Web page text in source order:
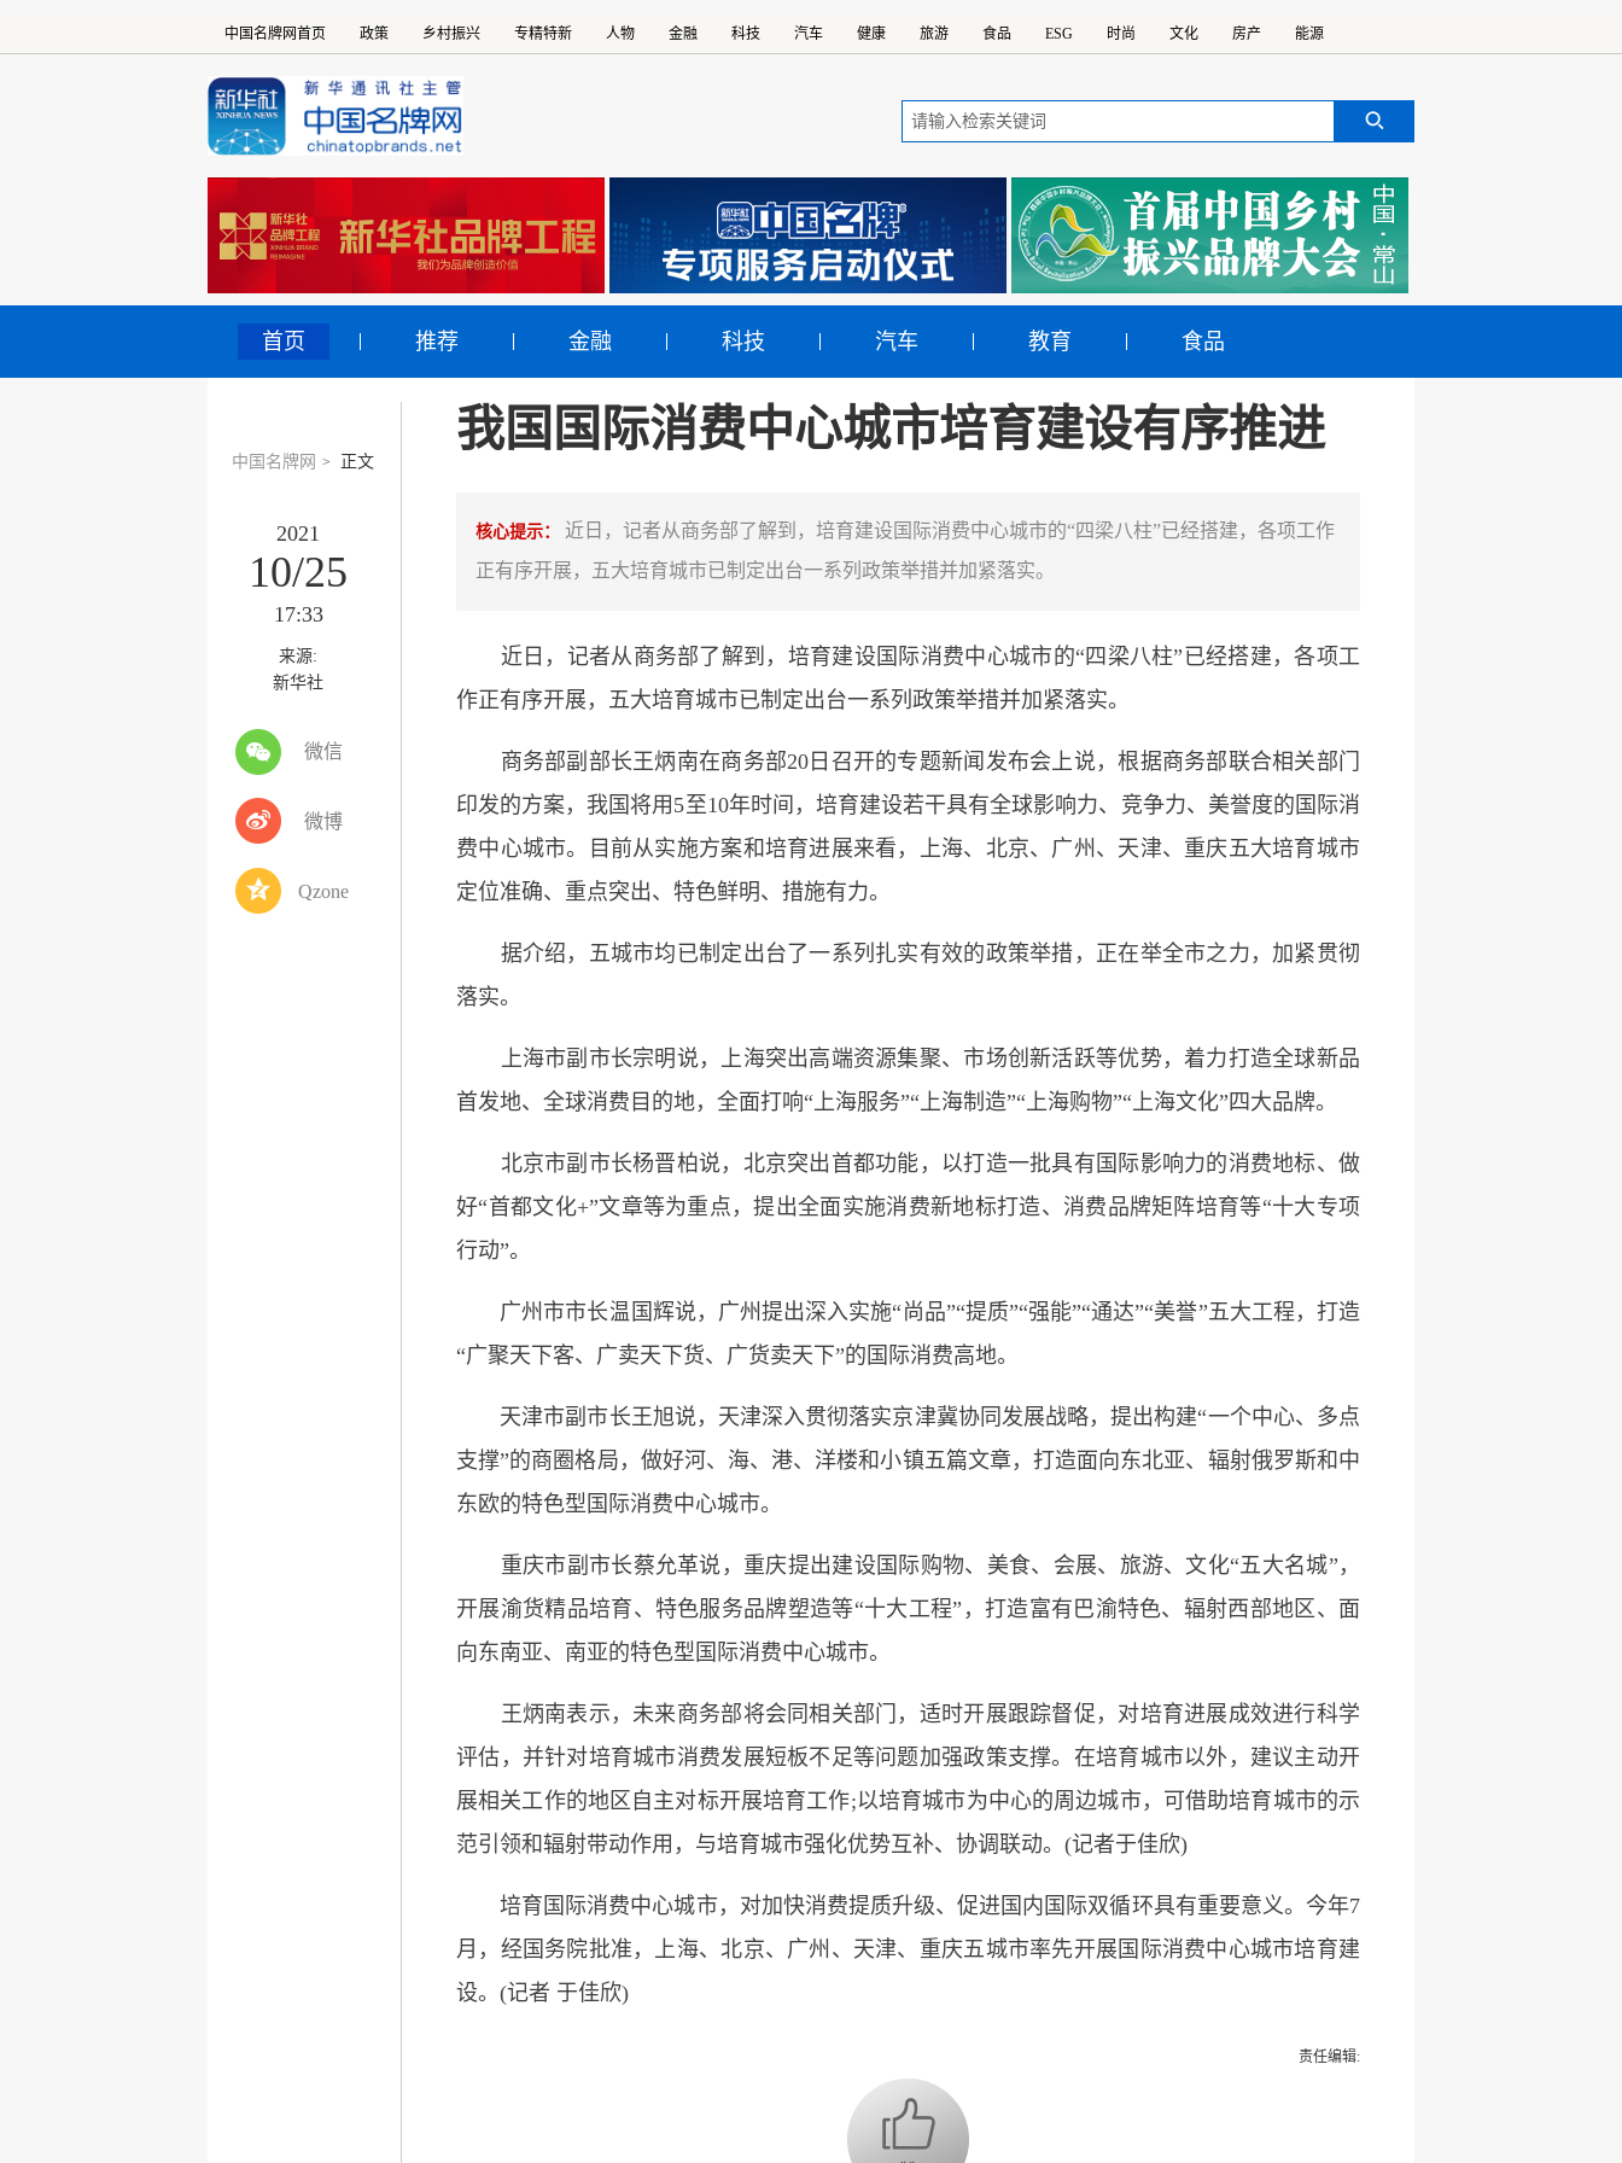
中国名牌网首页 政策 乡村振兴 专精特新 人物 金融 科技 汽车 健康 旅游 食品 ESG 时尚 文化 房产 能源
首页 推荐 金融 科技 汽车 教育 食品
中国名牌网 > 正文
2021
10/25
17:33
来源:
新华社
微信
微博
Qzone
我国国际消费中心城市培育建设有序推进
核心提示： 近日，记者从商务部了解到，培育建设国际消费中心城市的“四梁八柱”已经搭建，各项工作
正有序开展，五大培育城市已制定出台一系列政策举措并加紧落实。
近日，记者从商务部了解到，培育建设国际消费中心城市的“四梁八柱”已经搭建，各项工
作正有序开展，五大培育城市已制定出台一系列政策举措并加紧落实。
商务部副部长王炳南在商务部20日召开的专题新闻发布会上说，根据商务部联合相关部门
印发的方案，我国将用5至10年时间，培育建设若干具有全球影响力、竞争力、美誉度的国际消
费中心城市。目前从实施方案和培育进展来看，上海、北京、广州、天津、重庆五大培育城市
定位准确、重点突出、特色鲜明、措施有力。
据介绍，五城市均已制定出台了一系列扎实有效的政策举措，正在举全市之力，加紧贯彻
落实。
上海市副市长宗明说，上海突出高端资源集聚、市场创新活跃等优势，着力打造全球新品
首发地、全球消费目的地，全面打响“上海服务”“上海制造”“上海购物”“上海文化”四大品牌。
北京市副市长杨晋柏说，北京突出首都功能，以打造一批具有国际影响力的消费地标、做
好“首都文化+”文章等为重点，提出全面实施消费新地标打造、消费品牌矩阵培育等“十大专项
行动”。
广州市市长温国辉说，广州提出深入实施“尚品”“提质”“强能”“通达”“美誉”五大工程，打造
“广聚天下客、广卖天下货、广货卖天下”的国际消费高地。
天津市副市长王旭说，天津深入贯彻落实京津冀协同发展战略，提出构建“一个中心、多点
支撑”的商圈格局，做好河、海、港、洋楼和小镇五篇文章，打造面向东北亚、辐射俄罗斯和中
东欧的特色型国际消费中心城市。
重庆市副市长蔡允革说，重庆提出建设国际购物、美食、会展、旅游、文化“五大名城”，
开展渝货精品培育、特色服务品牌塑造等“十大工程”，打造富有巴渝特色、辐射西部地区、面
向东南亚、南亚的特色型国际消费中心城市。
王炳南表示，未来商务部将会同相关部门，适时开展跟踪督促，对培育进展成效进行科学
评估，并针对培育城市消费发展短板不足等问题加强政策支撑。在培育城市以外，建议主动开
展相关工作的地区自主对标开展培育工作;以培育城市为中心的周边城市，可借助培育城市的示
范引领和辐射带动作用，与培育城市强化优势互补、协调联动。(记者于佳欣)
培育国际消费中心城市，对加快消费提质升级、促进国内国际双循环具有重要意义。今年7
月，经国务院批准，上海、北京、广州、天津、重庆五城市率先开展国际消费中心城市培育建
设。(记者 于佳欣)
责任编辑: